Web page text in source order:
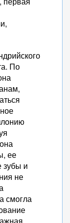
По
ее
зубы и
не
смогла